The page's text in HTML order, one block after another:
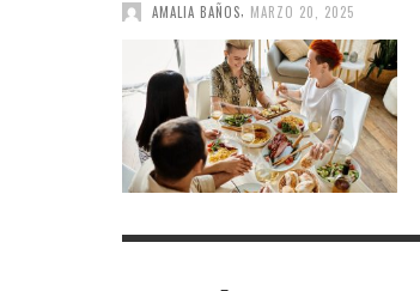
AMALIA BAÑOS MARZO 20, 2025